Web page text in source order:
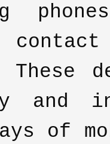
contact
These
and
of